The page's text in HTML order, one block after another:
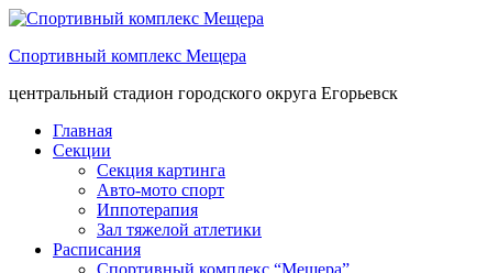
Спортивный комплекс Мещера
центральный стадион городского округа Егорьевск
Главная
Секции
Секция картинга
Авто-мото спорт
Иппотерапия
Зал тяжелой атлетики
Расписания
Спортивный комплекс “Мещера”